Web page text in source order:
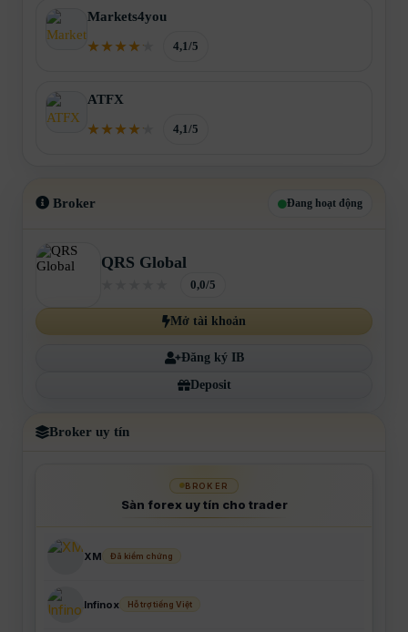
Markets4you
4,1/5
ATFX
4,1/5
Broker Đang hoạt động
QRS Global
0,0/5
Mở tài khoản
Đăng ký IB
Deposit
Broker uy tín
BROKER
Sàn forex uy tín cho trader
XM Đã kiểm chứng
Infinox Hỗ trợ tiếng Việt